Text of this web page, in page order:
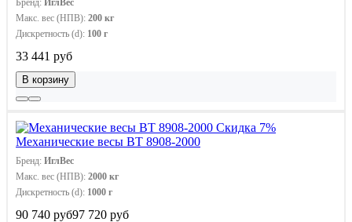
Бренд: ИглВес
Макс. вес (НПВ): 200 кг
Дискретность (d): 100 г
33 441 руб
В корзину
Скидка 7%
Механические весы ВТ 8908-2000
Бренд: ИглВес
Макс. вес (НПВ): 2000 кг
Дискретность (d): 1000 г
90 740 руб97 720 руб